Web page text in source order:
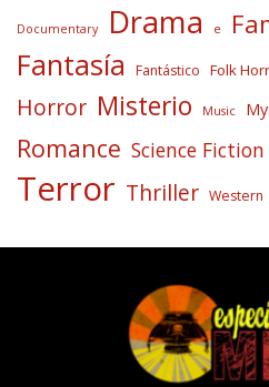
Documentary Drama e
Fantasía Fantástico Folk
Horror Misterio Music
Romance Science Fiction
Terror Thriller Western